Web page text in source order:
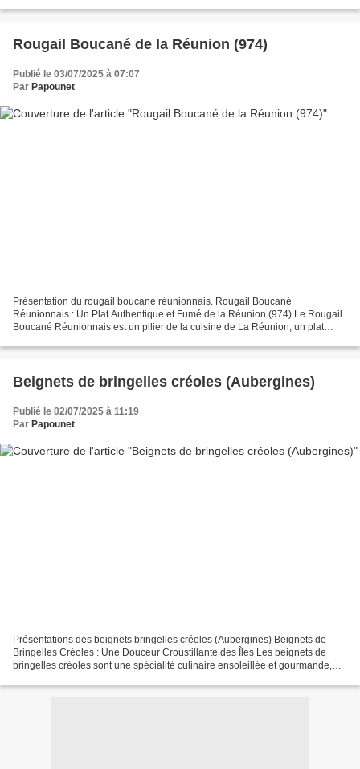
Rougail Boucané de la Réunion (974)
Publié le 03/07/2025 à 07:07
Par Papounet
Présentation du rougail boucané réunionnais. Rougail Boucané
Réunionnais : Un Plat Authentique et Fumé de la Réunion (974) Le Rougail
Boucané Réunionnais est un pilier de la cuisine de La Réunion, un plat
Beignets de bringelles créoles (Aubergines)
Publié le 02/07/2025 à 11:19
Par Papounet
Présentations des beignets bringelles créoles (Aubergines) Beignets de
Bringelles Créoles : Une Douceur Croustillante des Îles Les beignets de
bringelles créoles sont une spécialité culinaire ensoleillée et gourmande,